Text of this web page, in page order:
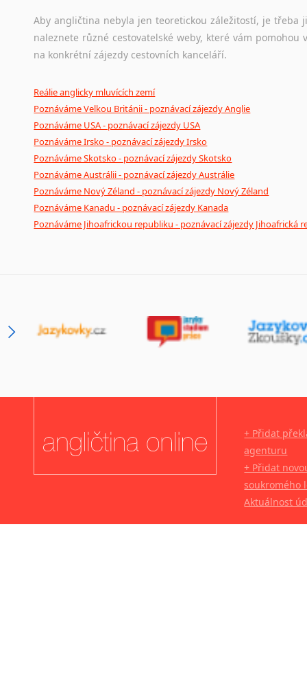
Aby angličtina nebyla jen teoretickou záležitostí, je
naleznete různé cestovatelské weby, které vám
na konkrétní zájezdy cestovních kanceláří.
Reálie anglicky mluvících zemí
Poznáváme Velkou Británii - poznávací zájezdy Anglie
Poznáváme USA - poznávací zájezdy USA
Poznáváme Irsko - poznávací zájezdy Irsko
Poznáváme Skotsko - poznávací zájezdy Skotsko
Poznáváme Austrálii - poznávací zájezdy Austrálie
Poznáváme Nový Zéland - poznávací zájezdy Nový Zéland
Poznáváme Kanadu - poznávací zájezdy Kanada
Poznáváme Jihoafrickou republiku - poznávací zájezdy Jihoafrická
+ Přidat
agenturu
+ Přidat
soukromého
Aktuálnost